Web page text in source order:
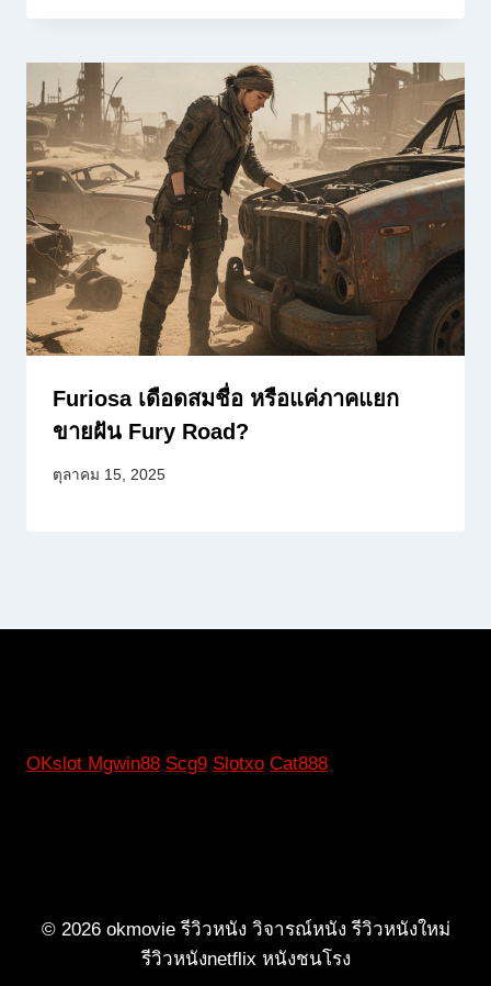
Furiosa เดือดสมชื่อ หรือแค่ภาคแยก
ขายฝัน Fury Road?
ตุลาคม 15, 2025
OKslot Mgwin88 Scg9 Slotxo Cat888
© 2026 okmovie รีวิวหนัง วิจารณ์หนัง รีวิวหนังใหม่
รีวิวหนังnetflix หนังชนโรง